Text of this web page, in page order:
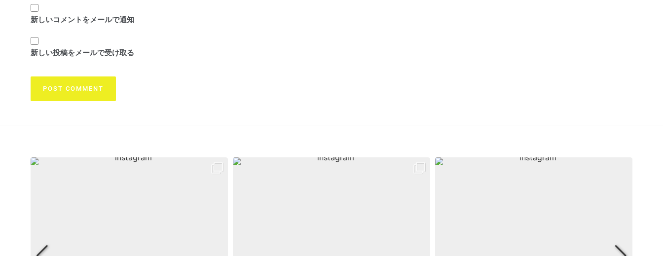
新しいコメントをメールで通知
新しい投稿をメールで受け取る